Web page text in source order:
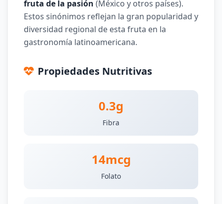
fruta de la pasión (México y otros países).
Estos sinónimos reflejan la gran popularidad y
diversidad regional de esta fruta en la
gastronomía latinoamericana.
Propiedades Nutritivas
0.3g
Fibra
14mcg
Folato